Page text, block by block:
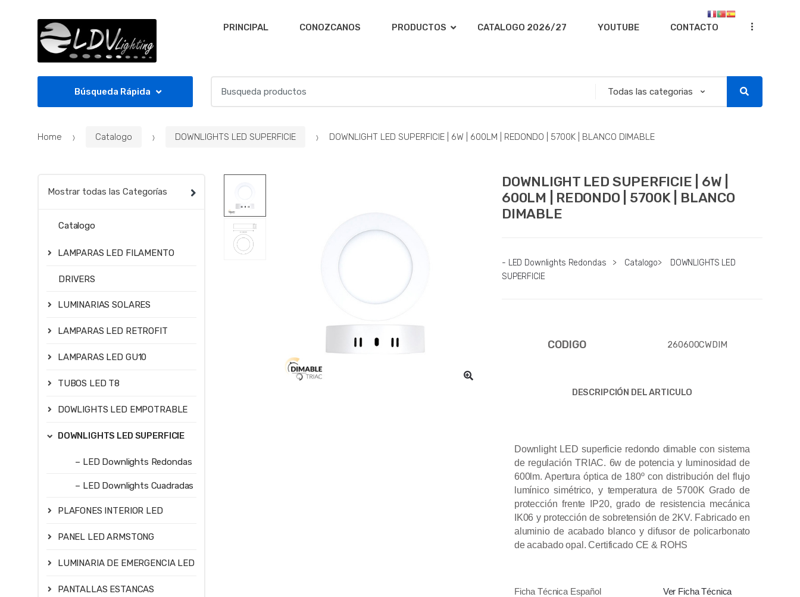
PRINCIPAL CONOZCANOS PRODUCTOS CATALOGO 2026/27 YOUTUBE CONTACTO ...
Búsqueda Rápida
c
Home Catalogo DOWNLIGHTS LED SUPERFICIE DOWNLIGHT LED SUPERFICIE | 6W | 600LM | REDONDO | 5700K | BLANCO DIMABLE
DOWNLIGHT LED SUPERFICIE | 6W |
600LM | REDONDO | 5700K | BLANCO
DIMABLE
- LED Downlights Redondas > Catalogo>
DOWNLIGHTS LED
SUPERFICIE
CODIGO 260600CWDIM
DESCRIPCIÓN DEL ARTICULO
Downlight LED superficie redondo dimable con sistema
de regulación TRIAC. 6w de potencia y luminosidad de
600lm. Apertura óptica de 180º con distribución del flujo
lumínico simétrico, y temperatura de 5700K Grado de
protección frente IP20, grado de resistencia mecánica
IK06 y protección de sobretensión de 2KV. Fabricado en
aluminio de acabado blanco y difusor de policarbonato
de acabado opal.Certificado CE & ROHS
Ficha Técnica Español Ver Ficha Técnica
Mostrar todas las Categorías
Catalogo
LAMPARAS LED FILAMENTO
DRIVERS
LUMINARIAS SOLARES
LAMPARAS LED RETROFIT
LAMPARAS LED GU10
TUBOS LED T8
DOWLIGHTS LED EMPOTRABLE
DOWNLIGHTS LED SUPERFICIE
– LED Downlights Redondas
– LED Downlights Cuadradas
PLAFONES INTERIOR LED
PANEL LED ARMSTONG
LUMINARIA DE EMERGENCIA LED
PANTALLAS ESTANCAS